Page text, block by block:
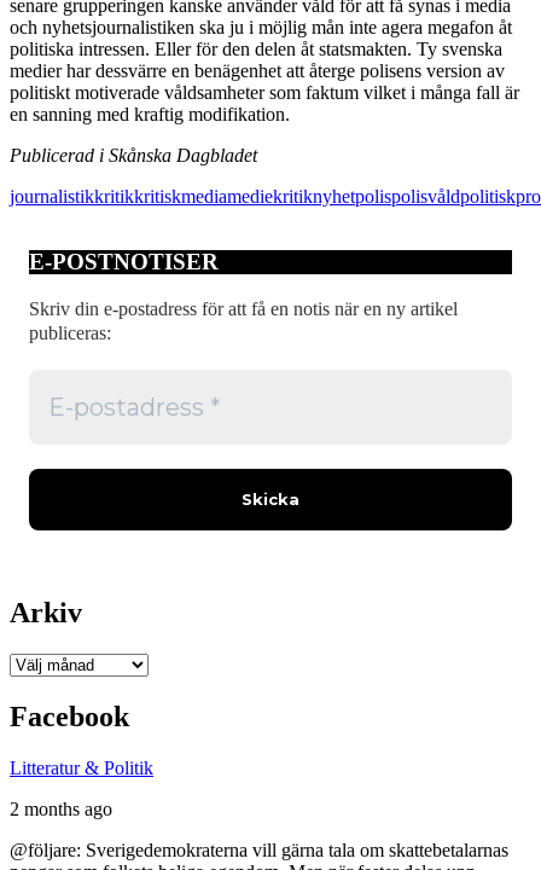
senare grupperingen kanske använder våld för att få synas i media
och nyhetsjournalistiken ska ju i möjlig mån inte agera megafon åt
politiska intressen. Eller för den delen åt statsmakten. Ty svenska
medier har dessvärre en benägenhet att återge polisens version av
politiskt motiverade våldsamheter som faktum vilket i många fall är
en sanning med kraftig modifikation.
Publicerad i Skånska Dagbladet
journalistikkritikkritiskmediamediekritiknyhetpolispolisvåldpolitisk
E-POSTNOTISER
Skriv din e-postadress för att få en notis när en ny artikel
publiceras:
Arkiv
Arkiv
Facebook
Litteratur & Politik
2 months ago
@följare: Sverigedemokraterna vill gärna tala om skattebetalarnas